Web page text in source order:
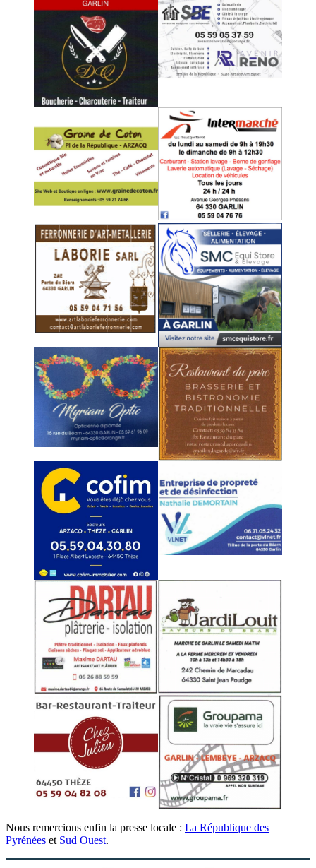
Nous remercions enfin la presse locale : La République des
Pyrénées et Sud Ouest.